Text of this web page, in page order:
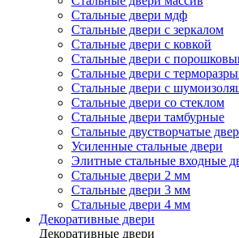
Стальные двери мдф
Стальные двери с зеркалом
Стальные двери с ковкой
Стальные двери с
Стальные двери с
Стальные двери с
Стальные двери со стеклом
Стальные двери тамбурные
Стальные двустворчатые
Усиленные стальные двери
Элитные стальные входные
Стальные двери 2 мм
Стальные двери 3 мм
Стальные двери 4 мм
Декоративные двери
Декоративные двери